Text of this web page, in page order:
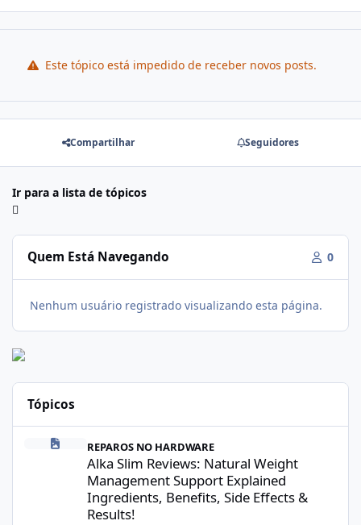
Este tópico está impedido de receber novos posts.
Compartilhar Seguidores
Ir para a lista de tópicos
Quem Está Navegando 0
Nenhum usuário registrado visualizando esta página.
Tópicos
Alka Slim Reviews: Natural Weight Management Support
REPAROS NO HARDWARE
Alka Slim Reviews: Natural Weight
Management Support Explained
Ingredients, Benefits, Side Effects &
Results!